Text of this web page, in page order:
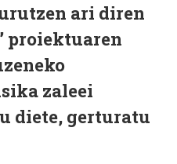
ari diren
proiektuaren
zaleei
diete, gerturatu